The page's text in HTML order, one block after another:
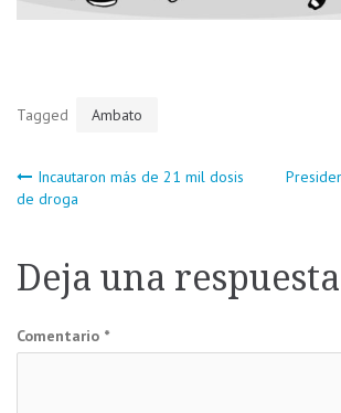
Tagged Ambato
Navegación
entradas
Incautaron más de 21 mil dosis
de droga
Deja una respuesta
Comentario *